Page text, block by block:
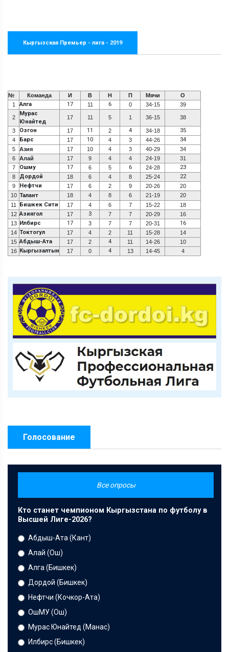
Кыргызская Премьер - лига - 2019
№ Команда И В Н П Мячи
О
1
Алга 17 11 6 0 34-15 39
2
Мурас
Юнайтед
17 11 5 1 36-15 38
3 Озгон 17 11 2 4 34-18 35
4 Барс 17 10 4 3 44-26 34
5 Азия 17 10 4 3 40-29
34
6
Алай 17 9 4 4 24-19
31
7
Ошму 17 6 5 6 24-28 23
8 Дордой 18 6 4 8 25-24 22
9 Нефтчи 17 6 2 9 20-26
20
10 Талант 18 4 8 6 21-19
20
11
Бишкек Сити 17 4 6 7 15-22
18
12 Азиягол 17 3 7 7 20-29
16
13 Илбирс 17 3 7 7 20-31 16
14 Токтогул 17 4 2 11 15-28
14
15 Абдыш-Ата 17 2 4 11 14-26
10
16 Кыргызалтын 17 0 4 13 14-45 4
Голосование
Все опросы
Кто станет чемпионом Кыргызстана по футболу в
Высшей Лиге-2026?
Абдыш-Ата (Кант)
Алай (Ош)
Алга (Бишкек)
Дордой (Бишкек)
Нефтчи (Кочкор-Ата)
ОшМУ (Ош)
Мурас Юнайтед (Манас)
Илбирс (Бишкек)